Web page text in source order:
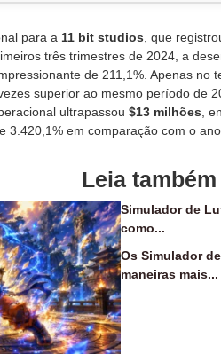
para a 11 bit studios , que
três trimestres de 2024, a
de 211,1%. Apenas
superior ao mesmo período de
ultrapassou $13 milhões ,
em comparação com o
Leia também
Simulador de
como...
Os Simulador
maneiras mais...